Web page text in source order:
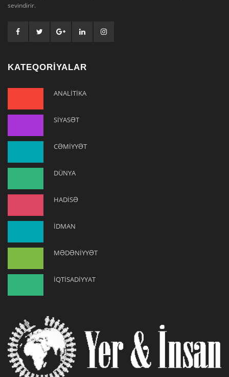
sevindirir.
KATEQORİYALAR
ANALİTİKA
SİYASƏT
CƏMİYYƏT
DÜNYA
HADİSƏ
İDMAN
MƏDƏNİYYƏT
İQTİSADİYYAT